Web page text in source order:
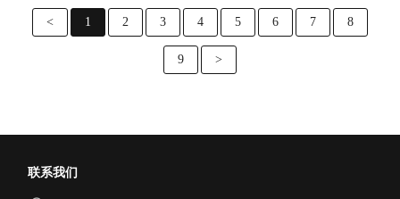
< 1 2 3 4 5 6 7 8
9 >
联系我们